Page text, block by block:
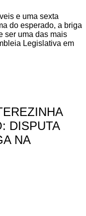
e uma sexta
do esperado, a briga
ser uma das mais
Legislativa em
DISPUTA
NA